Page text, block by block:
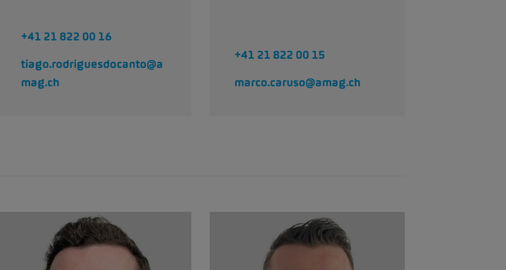
+41 21 822 00 16
tiago.rodriguesdocanto@a
mag.ch
+41 21 822 00 15
marco.caruso@amag.ch